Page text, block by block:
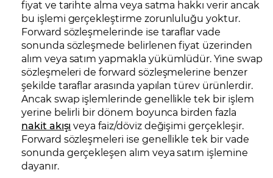
fiyat ve tarihte alma veya satma hakkı verir ancak
bu işlemi gerçekleştirme zorunluluğu yoktur.
Forward sözleşmelerinde ise taraflar vade
sonunda sözleşmede belirlenen fiyat üzerinden
alım veya satım yapmakla yükümlüdür. Yine swap
sözleşmeleri de forward sözleşmelerine benzer
şekilde taraflar arasında yapılan türev ürünlerdir.
Ancak swap işlemlerinde genellikle tek bir işlem
yerine belirli bir dönem boyunca birden fazla
nakit akışı veya faiz/döviz değişimi gerçekleşir.
Forward sözleşmeleri ise genellikle tek bir vade
sonunda gerçekleşen alım veya satım işlemine
dayanır.